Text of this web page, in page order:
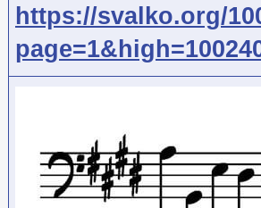
https://svalko.org/